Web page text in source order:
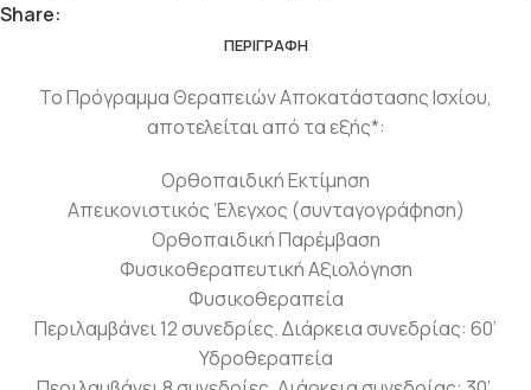
Share:
ΠΕΡΙΓΡΑΦΉ
Το Πρόγραμμα Θεραπειών Αποκατάστασης Ισχίου,
αποτελείται από τα εξής*:
Ορθοπαιδική Εκτίμηση
Απεικονιστικός Έλεγχος (συνταγογράφηση)
Ορθοπαιδική Παρέμβαση
Φυσικοθεραπευτική Αξιολόγηση
Φυσικοθεραπεία
Περιλαμβάνει 12 συνεδρίες. Διάρκεια συνεδρίας: 60’
Υδροθεραπεία